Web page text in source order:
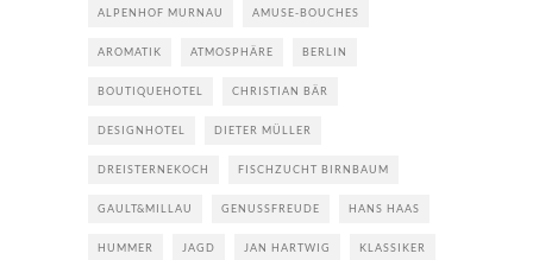
ALPENHOF MURNAU AMUSE-BOUCHES
AROMATIK ATMOSPHÄRE BERLIN
BOUTIQUEHOTEL CHRISTIAN BÄR
DESIGNHOTEL DIETER MÜLLER
DREISTERNEKOCH FISCHZUCHT BIRNBAUM
GAULT&MILLAU GENUSSFREUDE HANS HAAS
HUMMER JAGD JAN HARTWIG KLASSIKER